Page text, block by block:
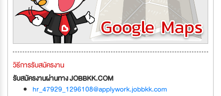
วิธีการรับสมัครงาน
รับสมัครงานผ่านทาง JOBBKK.COM
hr_47929_1296108@applywork.jobbkk.com